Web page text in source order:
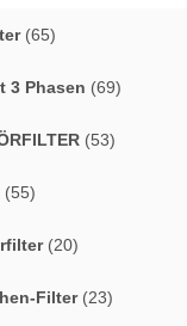
(65)
3 Phasen (69)
(53)
(55)
(20)
Filter(23)